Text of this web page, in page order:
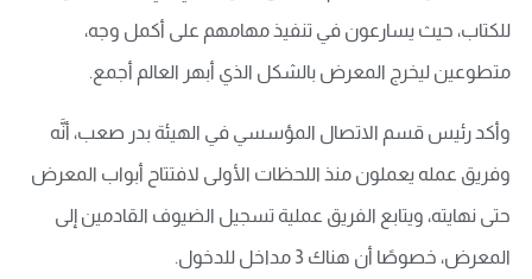
للكتاب، حيث يسارعون في تنفيذ مهامهم على أكمل وجه،
متطوعين ليخرج المعرض بالشكل الذي أبهر العالم أجمع.
وأكد رئيس قسم الاتصال المؤسسي في الهيئة بدر صعب، أنَّه
وفريق عمله يعملون منذ اللحظات الأولى لافتتاح أبواب المعرض
حتى نهايته، ويتابع الفريق عملية تسجيل الضيوف القادمين إلى
المعرض، خصوصًا أن هناك 3 مداخل للدخول.